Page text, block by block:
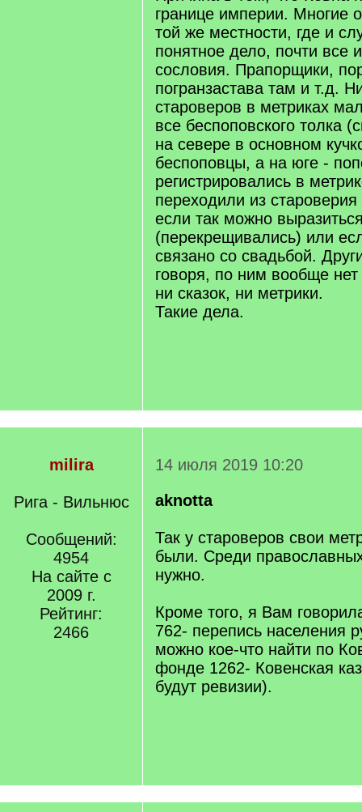
границе империи. Многие
той же местности, где и
понятное дело, почти все
сословия. Прапорщики,
погранзастава там и т.д.
староверов в метриках
все беспоповского толка
на севере в основном
беспоповцы, а на юге -
регистрировались в
переходили из
если так можно
(перекрещивались) или
связано со свадьбой.
говоря, по ним вообще
ни сказок, ни метрики.
Такие дела.
milira
Рига - Вильнюс
Сообщений:
4954
На сайте с
2009 г.
Рейтинг:
2466
14 июля 2019 10:20
aknotta
Так у староверов свои
были. Среди
нужно.
Кроме того, я Вам
762- перепись населения
можно кое-что найти по
фонде 1262- Ковенская
будут ревизии).